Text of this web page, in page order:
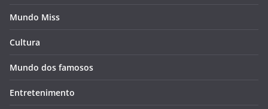
Mundo Miss
Cultura
Mundo dos famosos
Entretenimento